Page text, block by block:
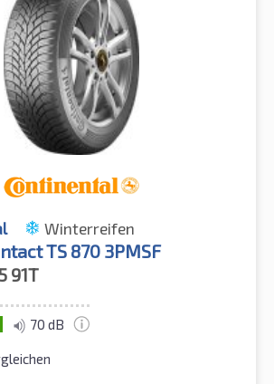
Winterreifen
TS 870 3PMSF
91T
70 dB